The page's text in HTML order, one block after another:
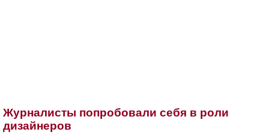
Журналисты попробовали себя в роли
дизайнеров